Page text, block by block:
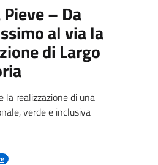
– Da
al via la
di Largo
la realizzazione di una
verde e inclusiva